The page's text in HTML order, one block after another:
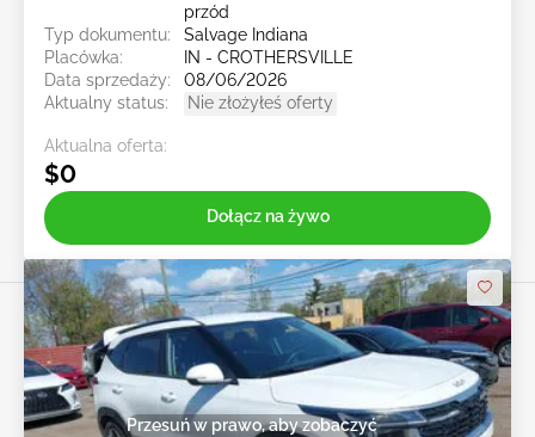
przód
Typ dokumentu:
Salvage Indiana
Placówka:
IN - CROTHERSVILLE
Data sprzedaży:
08/06/2026
Aktualny status:
Nie złożyłeś oferty
Aktualna oferta:
$0
Dołącz na żywo
Przesuń w prawo, aby zobaczyć